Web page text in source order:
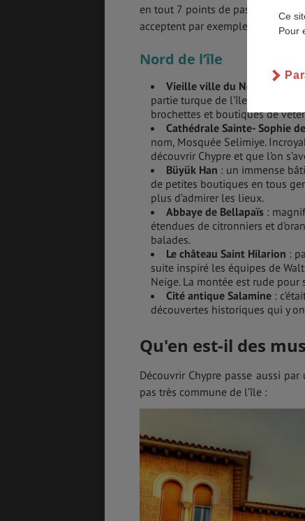
en tout 7 points de passages sur
acceptent par exemple
Nord de l’île
Vieille ville du Nord de
partie turque de l’île et plonger
brochettes et boutiques de
Cathédrale Sainte- Sophie
nom, Mosquée Selimiye.
découvrir Chypre et que l’on
Büyük Han : un immense
de petites boutiques en tous
plus d’admirer les lieux.
Abbaye de Bellapaïs :
étendues de citronniers et
balades.
Le château Saint Hilarion :
suite inspiré les équipes de
Neige. La montée est rude pour
Cité antique Salamine :
découvertes historiques qui y
Qu'en est-il des
Découvrir Chypre passe aussi
pas très commune de l’île :
Ce
Pour